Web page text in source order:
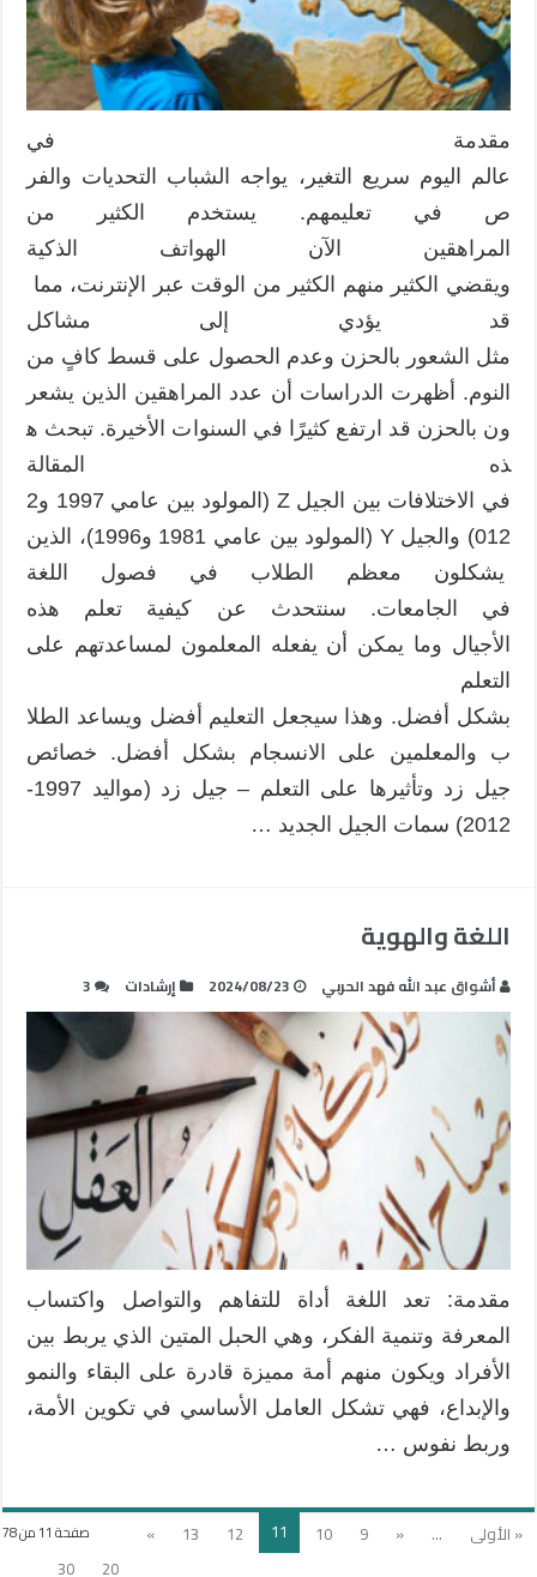
و
واي
Z
&
التعلم
مغلقة
مقدمة في
عالم اليوم سريع التغير، يواجه الشباب التحديات والفر
ص في تعليمهم. يستخدم الكثير من
المراهقين الآن الهواتف الذكية
ويقضي الكثير منهم الكثير من الوقت عبر الإنترنت، مما
قد يؤدي إلى مشاكل
مثل الشعور بالحزن وعدم الحصول على قسط كافٍ من
النوم. أظهرت الدراسات أن عدد المراهقين الذين يشعر
ون بالحزن قد ارتفع كثيرًا في السنوات الأخيرة. تبحث ه
ذه المقالة
في الاختلافات بين الجيل Z (المولود بين عامي 1997 و2
012) والجيل Y (المولود بين عامي 1981 و1996)، الذين
يشكلون معظم الطلاب في فصول اللغة
في الجامعات. سنتحدث عن كيفية تعلم هذه
الأجيال وما يمكن أن يفعله المعلمون لمساعدتهم على
التعلم
بشكل أفضل. وهذا سيجعل التعليم أفضل ويساعد الطلا
ب والمعلمين على الانسجام بشكل أفضل. خصائص
جيل زد وتأثيرها على التعلم – جيل زد (مواليد 1997-
2012) سمات الجيل الجديد …
اللغة والهوية
أشواق عبد الله فهد الحربي 2024/08/23 إرشادات 3
مقدمة: تعد اللغة أداة للتفاهم والتواصل واكتساب
المعرفة وتنمية الفكر، وهي الحبل المتين الذي يربط بين
الأفراد ويكون منهم أمة مميزة قادرة على البقاء والنمو
والإبداع، فهي تشكل العامل الأساسي في تكوين الأمة،
وربط نفوس …
صفحة 11 من 78 « الأولى ...
«
9
10
11
12
13
»
20
30